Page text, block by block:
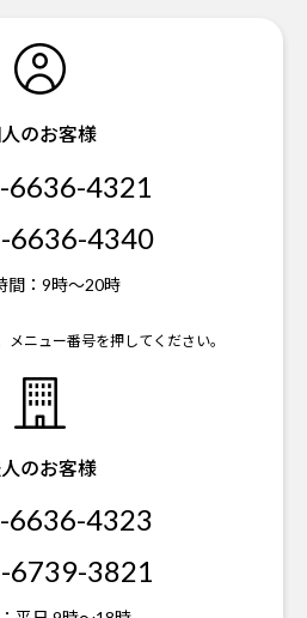
のお客様
6636-4321
6636-4340
間： 9時～20時
ニュー番号を押してください。
のお客様
6636-4323
6739-3821